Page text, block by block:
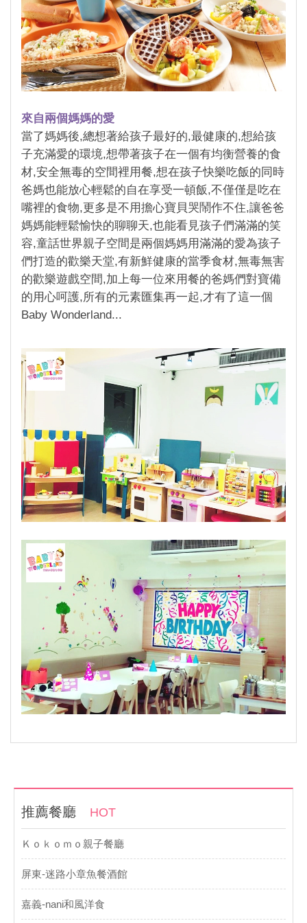
來自兩個媽媽的愛
當了媽媽後,總想著給孩子最好的,最健康的,想給孩
子充滿愛的環境,想帶著孩子在一個有均衡營養的食
材,安全無毒的空間裡用餐,想在孩子快樂吃飯的同時
爸媽也能放心輕鬆的自在享受一頓飯,不僅僅是吃在
嘴裡的食物,更多是不用擔心寶貝哭鬧作不住,讓爸爸
媽媽能輕鬆愉快的聊聊天,也能看見孩子們滿滿的笑
容,童話世界親子空間是兩個媽媽用滿滿的愛為孩子
們打造的歡樂天堂,有新鮮健康的當季食材,無毒無害
的歡樂遊戲空間,加上每一位來用餐的爸媽們對寶備
的用心呵護,所有的元素匯集再一起,才有了這一個
Baby Wonderland...
推薦餐廳 HOT
Ｋｏｋｏｍｏ親子餐廳
屏東-迷路小章魚餐酒館
嘉義-nani和風洋食